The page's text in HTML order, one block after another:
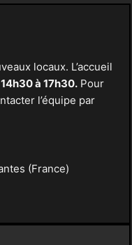
locaux. L’accueil
à 17h30.Pour
l’équipe par
(France)